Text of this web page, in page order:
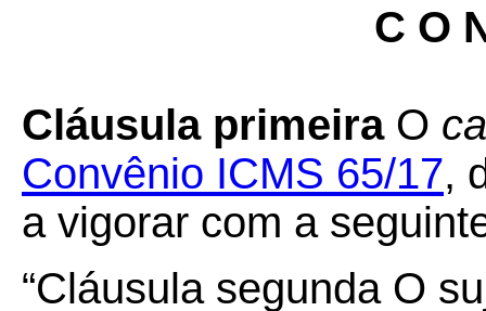
C O
Cláusula primeiraO
Convênio ICMS 65/17,
a vigorar com a
“Cláusula segunda O